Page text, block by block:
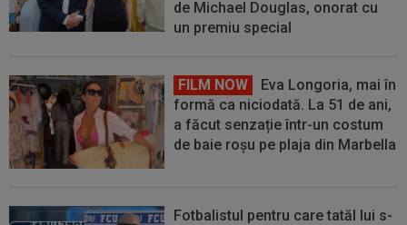
de Michael Douglas, onorat cu
un premiu special
FILM NOW
Eva Longoria, mai în
formă ca niciodată. La 51 de ani,
a făcut senzație într-un costum
de baie roșu pe plaja din Marbella
Fotbalistul pentru care tatăl lui s-